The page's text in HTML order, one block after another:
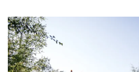
Leserreise sind Sie selber mit dabei.